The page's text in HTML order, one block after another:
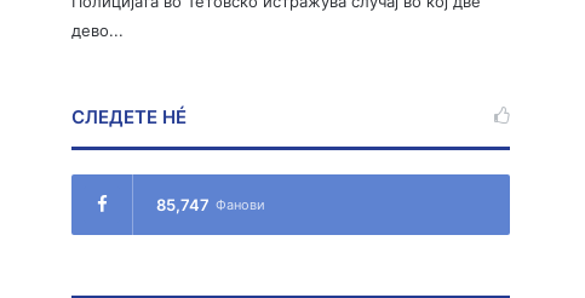
дево...
СЛЕДЕТЕ НÉ
85,747 Фанови